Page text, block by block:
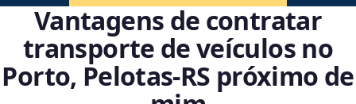
Vantagens de contratar
transporte de veículos no
Porto, Pelotas‑RS próximo de